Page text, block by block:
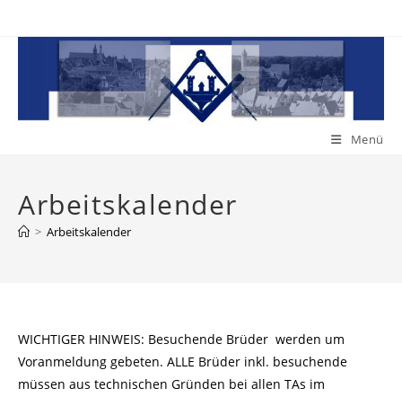
Inhalt
Menü
Arbeitskalender
> Arbeitskalender
WICHTIGER HINWEIS: Besuchende Brüder werden um
Voranmeldung gebeten. ALLE Brüder inkl. besuchende
müssen aus technischen Gründen bei allen TAs im